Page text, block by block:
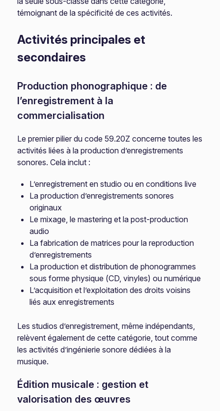
témoignant de la spécificité de ces activités.
Activités principales et
secondaires
Production phonographique : de
l’enregistrement à la
commercialisation
Le premier pilier du code 59.20Z concerne toutes les
activités liées à la production d’enregistrements
sonores. Cela inclut :
L’enregistrement en studio ou en conditions live
La production d’enregistrements sonores
originaux
Le mixage, le mastering et la post-production
audio
La fabrication de matrices pour la reproduction
d’enregistrements
La production et distribution de phonogrammes
sous forme physique (CD, vinyles) ou numérique
L’acquisition et l’exploitation des droits voisins
liés aux enregistrements
Les studios d’enregistrement, même indépendants,
relèvent également de cette catégorie, tout comme
les activités d’ingénierie sonore dédiées à la
musique.
Édition musicale : gestion et
valorisation des œuvres